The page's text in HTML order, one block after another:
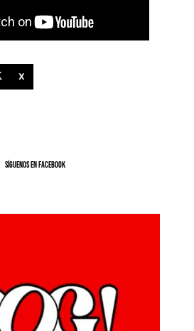
X
SíGUENOS EN FACEBOOK